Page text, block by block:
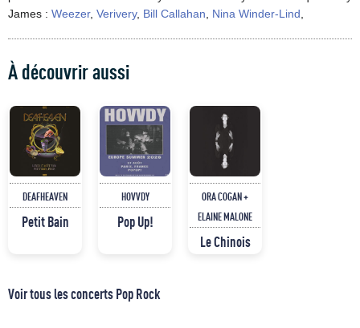
James : Weezer, Verivery, Bill Callahan Nina Winder-Lind
À découvrir aussi
DEAFHEAVEN
Petit Bain
HOVVDY
Pop Up!
ORA COGAN +
ELAINE MALONE
Le Chinois
Voir tous les concerts Pop Rock